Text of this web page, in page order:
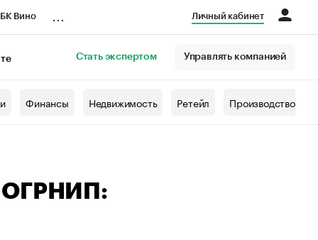
Вино Личный кабинет
Стать экспертом Управлять компанией
Финансы Недвижимость Ретейл Производство
ОГРНИП: